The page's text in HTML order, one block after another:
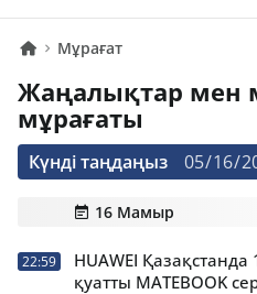
Мұрағат
Жаңалықтар мен
мұрағаты
Күнді таңдаңыз
16 Мамыр
22:59
HUAWEI
қуатты MATEBOOK